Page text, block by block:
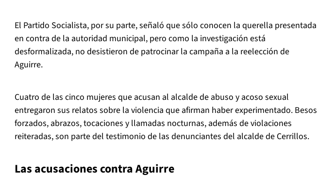
El Partido Socialista, por su parte, señaló que sólo conocen la querella presentada
en contra de la autoridad municipal, pero como la investigación está
desformalizada, no desistieron de patrocinar la campaña a la reelección de
Aguirre.
Cuatro de las cinco mujeres que acusan al alcalde de abuso y acoso sexual
entregaron sus relatos sobre la violencia que afirman haber experimentado. Besos
forzados, abrazos, tocaciones y llamadas nocturnas, además de violaciones
reiteradas, son parte del testimonio de las denunciantes del alcalde de Cerrillos.
Las acusaciones contra Aguirre